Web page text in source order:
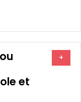
et
+